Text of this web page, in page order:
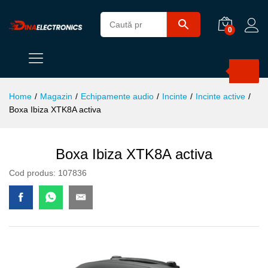
0
Home / Magazin / Echipamente audio / Incinte / Incinte active /
Boxa Ibiza XTK8A activa
Boxa Ibiza XTK8A activa
Cod produs: 107836